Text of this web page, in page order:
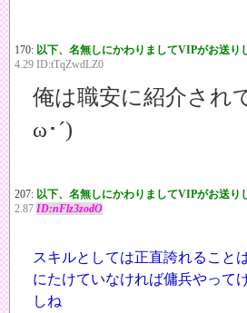
170: 以下、名無しにかわりましてVIPがお送り
4.29 ID:tTqZwdLZ0
俺は職安に紹介され
ω･´)
207: 以下、名無しにかわりましてVIPがお送り
2.87 ID:nFlz3zodO
スキルとしては正直誇れること
にたけていなければ傭兵やって
しね